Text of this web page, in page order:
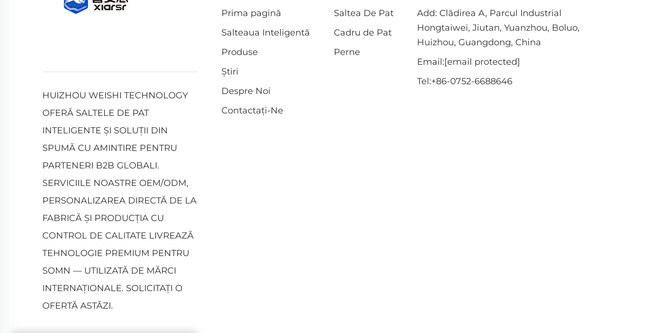
HUIZHOU WEISHI TECHNOLOGY
OFERĂ SALTELE DE PAT
INTELIGENTE ȘI SOLUȚII DIN
SPUMĂ CU AMINTIRE PENTRU
PARTENERI B2B GLOBALI.
SERVICIILE NOASTRE OEM/ODM,
PERSONALIZAREA DIRECTĂ DE LA
FABRICĂ ȘI PRODUCȚIA CU
CONTROL DE CALITATE LIVREAZĂ
TEHNOLOGIE PREMIUM PENTRU
SOMN — UTILIZATĂ DE MĂRCI
INTERNAȚIONALE. SOLICITAȚI O
OFERTĂ ASTĂZI.
Prima pagină
Salteaua Inteligentă
Produse
Știri
Despre Noi
Contactați-Ne
Saltea De Pat
Cadru de Pat
Perne
Add: Clădirea A, Parcul Industrial
Hongtaiwei, Jiutan, Yuanzhou, Boluo,
Huizhou, Guangdong, China
Email:[email protected]
Tel:+86-0752-6688646